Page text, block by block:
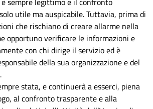
utile ma auspicabile. Tuttavia, prima di
che rischiano di creare allarme nella
opportuno verificare le informazioni e
con chi dirige il servizio ed è
della sua organizzazione e del
stata, e continuerà a esserci, piena
al confronto trasparente e alla